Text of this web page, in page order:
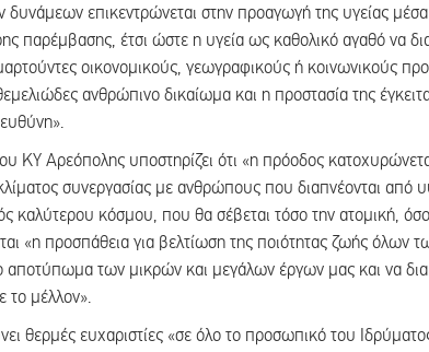
δυνάμεων επικεντρώνεται στην προαγωγή της υγείας
παρέμβασης, έτσι ώστε η υγεία ως καθολικό αγαθό να
οικονομικούς, γεωγραφικούς ή κοινωνικούς
ανθρώπινο δικαίωμα και η προστασία της
ΚΥ Αρεόπολης υποστηρίζει ότι «η πρόοδος
συνεργασίας με ανθρώπους που διαπνέονται από
καλύτερου κόσμου, που θα σέβεται τόσο την ατομική, όσο
«η προσπάθεια για βελτίωση της ποιότητας ζωής όλων
αποτύπωμα των μικρών και μεγάλων έργων μας και να
το μέλλον».
θερμές ευχαριστίες «σε όλο το προσωπικό του